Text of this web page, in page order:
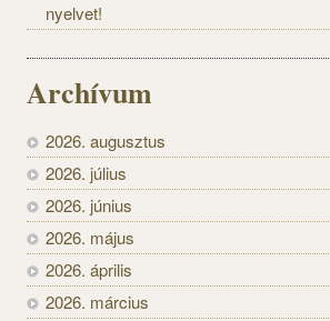
nyelvet!
Archívum
2026. augusztus
2026. július
2026. június
2026. május
2026. április
2026. március